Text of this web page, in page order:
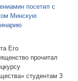
посетил с
Минскую
Его
прочитал
студентам 3